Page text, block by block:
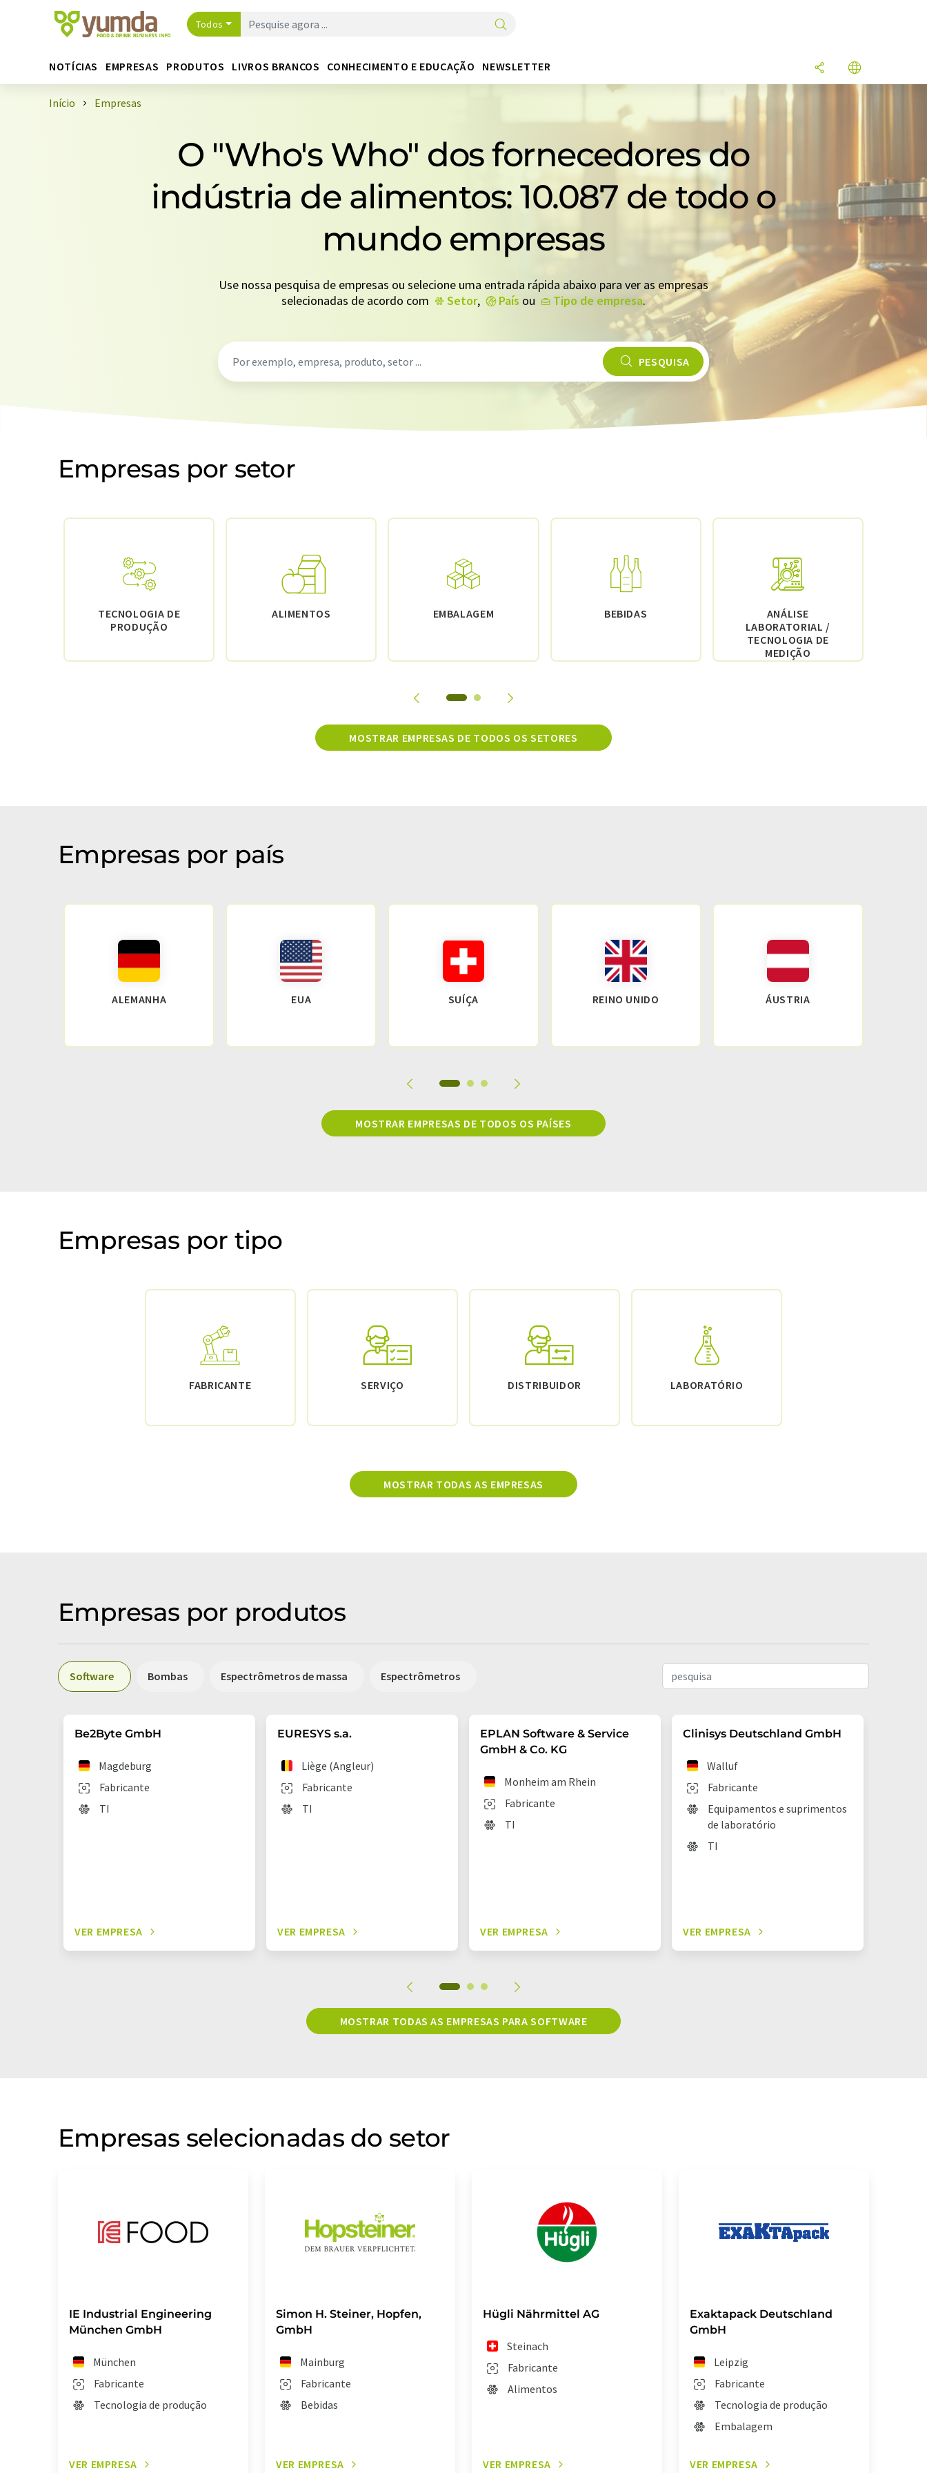
Todos
NOTÍCIAS EMPRESAS PRODUTOS LIVROS BRANCOS CONHECIMENTO E EDUCAÇÃO NEWSLETTER
Início Empresas
O "Who's Who" dos fornecedores do
indústria de alimentos: 10.087 de todo o
mundo empresas
Use nossa pesquisa de empresas ou selecione uma entrada rápida abaixo para ver as empresas
selecionadas de acordo com
Setor, País ou Tipo de empresa.
PESQUISA
Empresas por setor
TECNOLOGIA DE
PRODUÇÃO
ALIMENTOS EMBALAGEM BEBIDAS
ANÁLISE
LABORATORIAL /
TECNOLOGIA DE
MEDIÇÃO
MOSTRAR EMPRESAS DE TODOS OS SETORES
Empresas por país
ALEMANHA EUA SUÍÇA REINO UNIDO ÁUSTRIA
MOSTRAR EMPRESAS DE TODOS OS PAÍSES
Empresas por tipo
FABRICANTE SERVIÇO DISTRIBUIDOR LABORATÓRIO
MOSTRAR TODAS AS EMPRESAS
Empresas por produtos
Software Bombas Espectrômetros de massa Espectrômetros
Be2Byte GmbH
Fabricante
Magdeburg
TI
VER EMPRESA
EURESYS s.a.
Fabricante
Liège (Angleur)
TI
VER EMPRESA
EPLAN Software & Service
GmbH & Co. KG
Fabricante
Monheim am Rhein
TI
VER EMPRESA
Clinisys Deutschland GmbH
Fabricante
Walluf
Equipamentos e suprimentos
de laboratório
TI
VER EMPRESA
MOSTRAR TODAS AS EMPRESAS PARA SOFTWARE
Empresas selecionadas do setor
IE Industrial Engineering
München GmbH
München
Fabricante
Tecnologia de produção
VER EMPRESA
Simon H. Steiner, Hopfen,
GmbH
Mainburg
Fabricante
Bebidas
VER EMPRESA
Hügli Nährmittel AG
Steinach
Fabricante
Alimentos
VER EMPRESA
Exaktapack Deutschland
GmbH
Leipzig
Fabricante
Tecnologia de produção
Embalagem
VER EMPRESA